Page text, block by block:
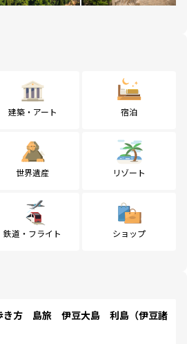
建築・アート 宿泊
世界遺産 リゾート
鉄道・フライト ショップ
き方 島旅 伊豆大島 利島（伊豆諸